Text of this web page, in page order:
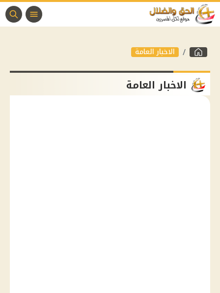
الاخبار العامة
الاخبار العامة